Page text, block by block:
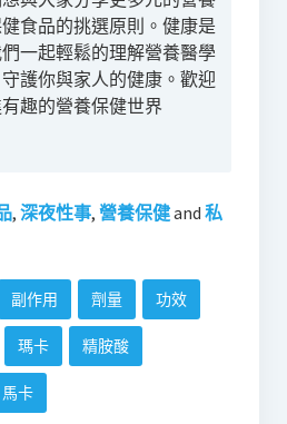
食品的挑選原則。健康是
一起輕鬆的理解營養醫學
護你與家人的健康。歡迎
趣的營養保健世界
, 深夜性事, 營養保健and 私
副作用 劑量 功效
瑪卡 精胺酸
馬卡